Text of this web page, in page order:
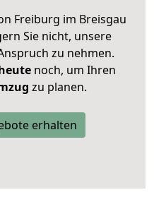
Freiburg im Breisgau
Sie nicht, unsere
zu nehmen.
noch, um Ihren
zu planen.
erhalten